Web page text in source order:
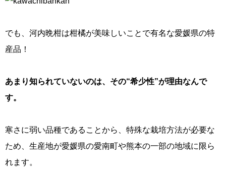
でも、河内晩柑は柑橘が美味しいことで有名な愛媛県の特
産品！
あまり知られていないのは、その“希少性”が理由なんで
す。
寒さに弱い品種であることから、特殊な栽培方法が必要な
ため、生産地が愛媛県の愛南町や熊本の一部の地域に限ら
れます。